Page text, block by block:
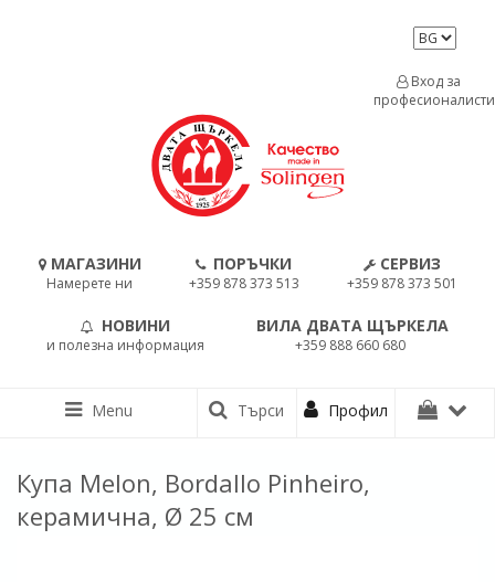
МАГАЗИНИ
Намерете ни
ПОРЪЧКИ
+359 878 373 513
СЕРВИЗ
+359 878 373 501
НОВИНИ
и полезна информация
ВИЛА ДВАТА ЩЪРКЕЛА
+359 888 660 680
Вход за
професионалисти
Menu Търси Профил
Купа Melon, Bordallo Pinheiro,
керамична, Ø 25 см